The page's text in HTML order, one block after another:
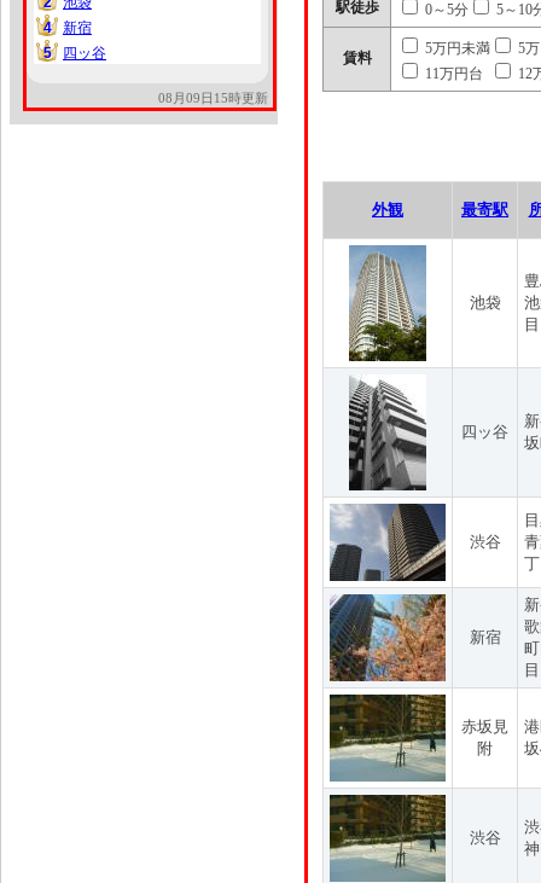
2
4
4
新宿
5
5 四ッ谷
08月09日15時更新
駅徒歩 0～5分 5～10
賃料
5万円未満
5
11万円台
12
外観 最寄駅
池袋
目
四ッ谷
渋谷
新宿
目
赤坂見
附
渋谷